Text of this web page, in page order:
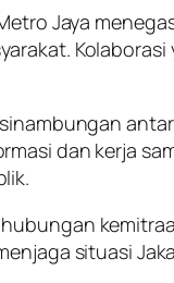
Jaya
dan kerja
situasi